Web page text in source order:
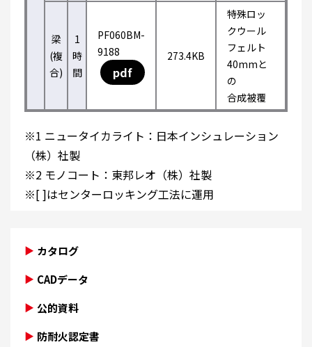
梁
(複
合)
1
時
間
PF060BM-
9188
pdf
273.4KB
特殊ロッ
クウール
フェルト
40mmと
の
合成被覆
※1 ニュータイカライト：日本インシュレーション
（株）社製
※2 モノコート：東邦レオ（株）社製
※[ ]はセンターロッキング工法に運用
カタログ
CADデータ
公的資料
防耐火認定書